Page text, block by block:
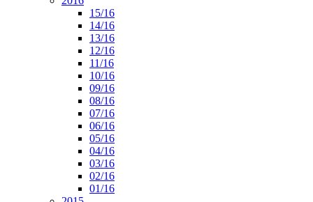
15/16
14/16
13/16
12/16
11/16
10/16
09/16
08/16
07/16
06/16
05/16
04/16
03/16
02/16
01/16